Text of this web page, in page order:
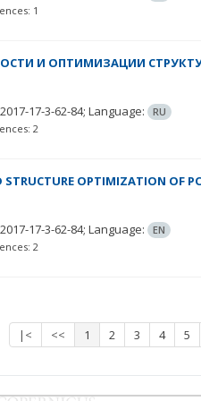
1
И ОПТИМИЗАЦИИ
17-3-62-84; Language: RU
2
STRUCTURE OPTIMIZATION OF
17-3-62-84; Language: EN
2
|< << 1 2 3 4 5